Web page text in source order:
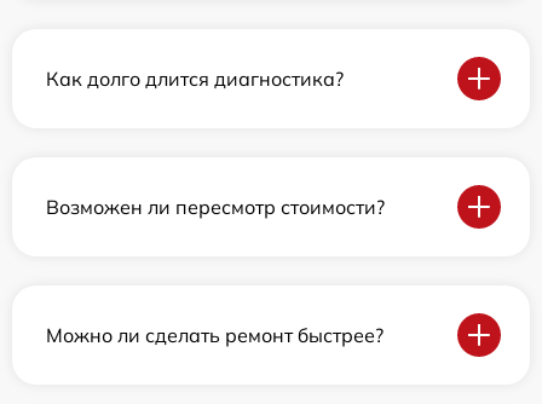
Как долго длится диагностика?
Возможен ли пересмотр стоимости?
Можно ли сделать ремонт быстрее?